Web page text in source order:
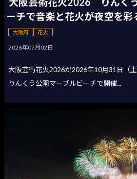
ーチで音楽と花火が夜空を彩
大阪府 花火
2026年07月02日
大阪芸術花火2026が2026年10月31日（
りんくう公園マーブルビーチで開催...